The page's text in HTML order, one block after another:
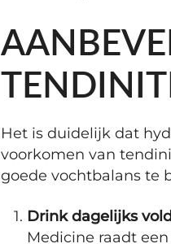
Het is duidelijk dat
voorkomen van
goede vochtbalans te
Drink dagelijks
Medicine raadt